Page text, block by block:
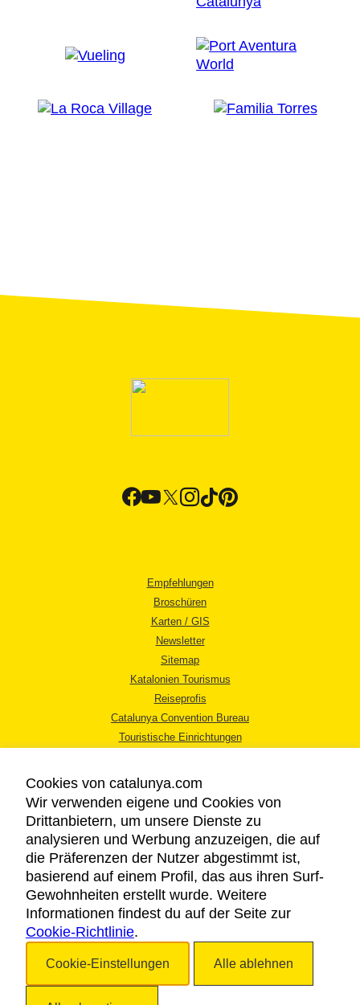
Empfehlungen
Broschüren
Karten / GIS
Newsletter
Sitemap
Katalonien Tourismus
Reiseprofis
Catalunya Convention Bureau
Touristische Einrichtungen
RECHTLICHER HINWEIS
DATENSCHUTZICHTLINIE
COOKIES
BARRIEREFREIHEIT
Cookies von catalunya.com
Wir verwenden eigene und Cookies von
Drittanbietern, um unsere Dienste zu
analysieren und Werbung anzuzeigen, die auf
die Präferenzen der Nutzer abgestimmt ist,
basierend auf einem Profil, das aus ihren Surf-
Gewohnheiten erstellt wurde. Weitere
Informationen findest du auf der Seite zur
Cookie-Richtlinie.
Cookie-Einstellungen Alle ablehnen